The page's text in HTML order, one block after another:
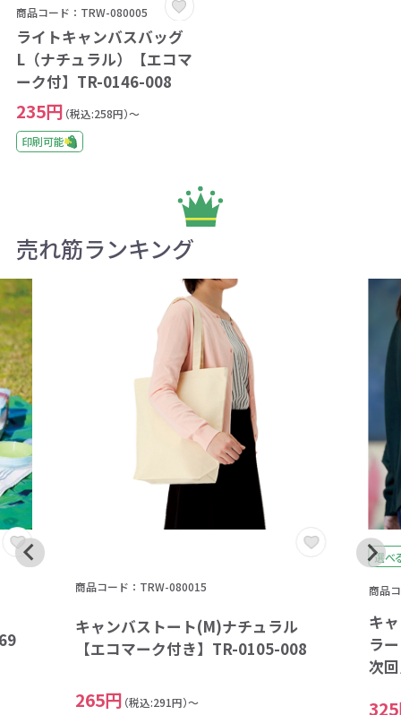
商品コード：TRW-080005
ライトキャンバスバッグ
L（ナチュラル）【エコマ
ーク付】TR-0146-008
235円 （税込:258円）～
印刷可能
売れ筋ランキング
商品コード：TRW-080015
キャンバストート(M)ナチュラル
【エコマーク付き】TR-0105-008
265円 （税込:291円）～
選べ
商品
キ
ラ
次